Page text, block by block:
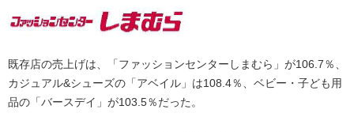
既存店の売上げは、「ファッションセンターしまむら」が106.7％、
カジュアル&シューズの「アベイル」は108.4％、ベビー・子ども用
品の「バースデイ」が103.5％だった。